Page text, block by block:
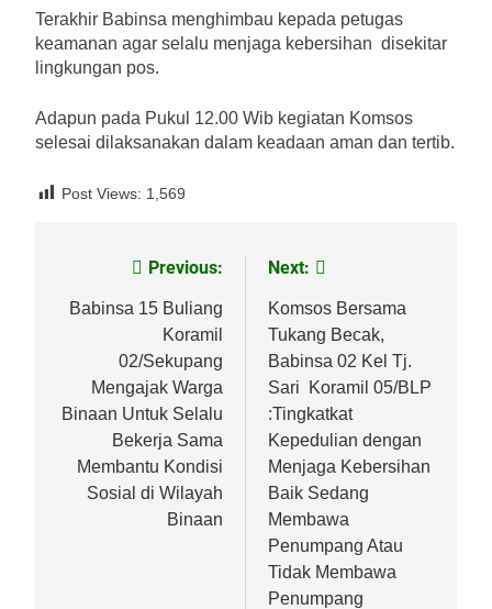
Terakhir Babinsa menghimbau kepada petugas
keamanan agar selalu menjaga kebersihan disekitar
lingkungan pos.
Adapun pada Pukul 12.00 Wib kegiatan Komsos
selesai dilaksanakan dalam keadaan aman dan tertib.
Post Views: 1,569
Navigasi
pos
Previous:
Babinsa 15 Buliang
Koramil
02/Sekupang
Mengajak Warga
Binaan Untuk Selalu
Bekerja Sama
Membantu Kondisi
Sosial di Wilayah
Binaan
Next:
Komsos Bersama
Tukang Becak,
Babinsa 02 Kel Tj.
Sari Koramil 05/BLP
:Tingkatkat
Kepedulian dengan
Menjaga Kebersihan
Baik Sedang
Membawa
Penumpang Atau
Tidak Membawa
Penumpang